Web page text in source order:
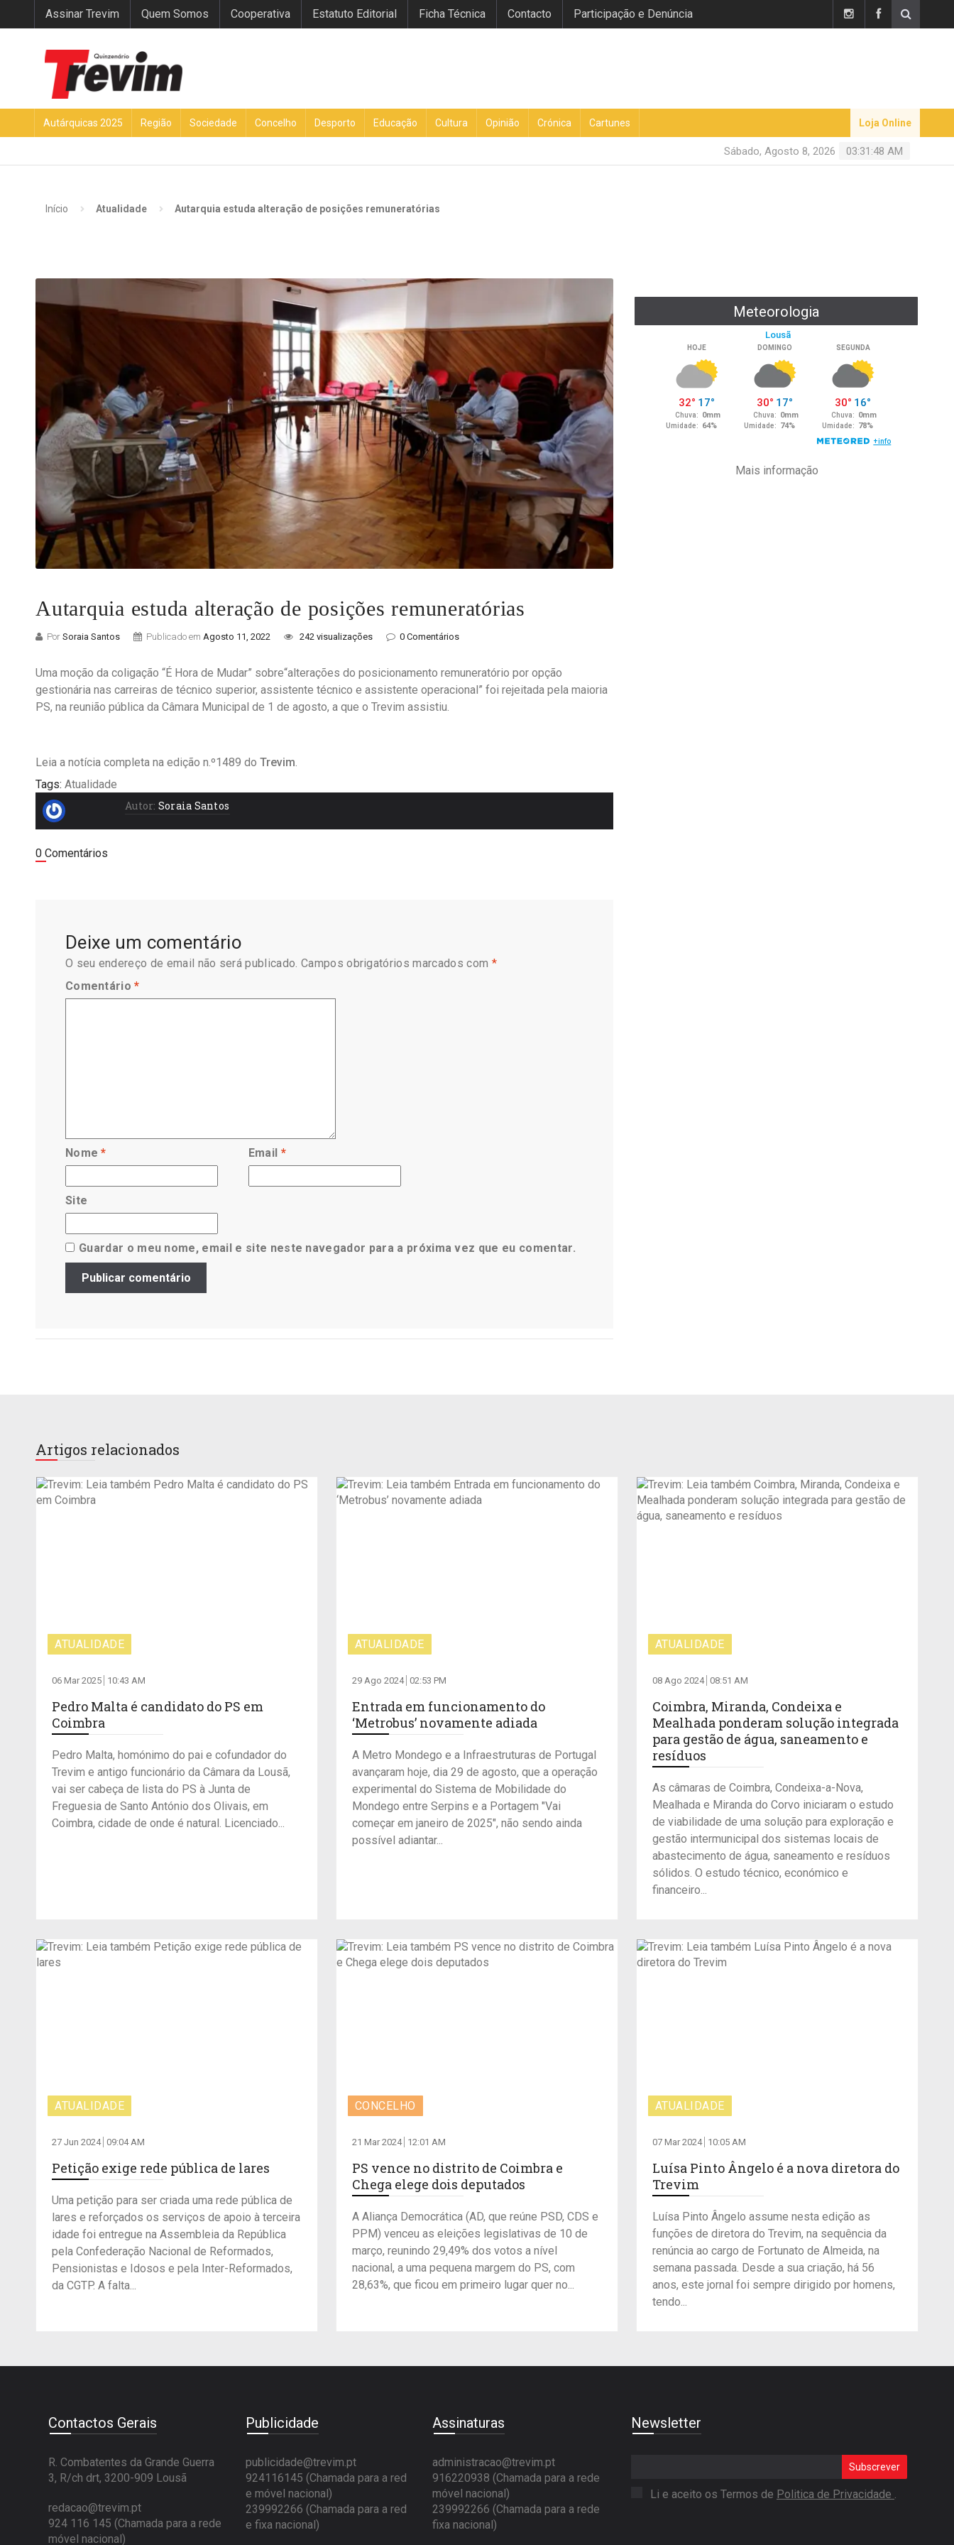
Assinar Trevim Quem Somos Cooperativa Estatuto Editorial Ficha Técnica Contacto Participação e Denúncia
Autárquicas 2025 Região Sociedade Concelho Desporto Educação Cultura Opinião Crónica Cartunes Loja Online
03:31:49 AM
Sábado, Agosto 8, 2026
Início Atualidade Autarquia estuda alteração de posições remuneratórias
Autarquia estuda alteração de posições remuneratórias
Por Soraia Santos Publicado em Agosto 11, 2022 242 visualizações 0 Comentários
Uma moção da coligação “É Hora de Mudar” sobre“alterações do posicionamento remuneratório por opção
gestionária nas carreiras de técnico superior, assistente técnico e assistente operacional” foi rejeitada pela maioria
PS, na reunião pública da Câmara Municipal de 1 de agosto, a que o Trevim assistiu.
Leia a notícia completa na edição n.º1489 do Trevim.
Tags: Atualidade
Autor: Soraia Santos
0 Comentários
Deixe um comentário
O seu endereço de email não será publicado. Campos obrigatórios marcados com *
Comentário*
Nome* Email *
Site
Guardar o meu nome, email e site neste navegador para a próxima vez que eu comentar.
Meteorologia
Mais informação
Artigos relacionados
ATUALIDADE
06 Mar 2025 10:43 AM
Pedro Malta é candidato do PS em
Coimbra
Pedro Malta, homónimo do pai e cofundador do
Trevim e antigo funcionário da Câmara da Lousã,
vai ser cabeça de lista do PS à Junta de
Freguesia de Santo António dos Olivais, em
Coimbra, cidade de onde é natural. Licenciado...
ATUALIDADE
29 Ago 2024 02:53 PM
Entrada em funcionamento do
‘Metrobus’ novamente adiada
A Metro Mondego e a Infraestruturas de Portugal
avançaram hoje, dia 29 de agosto, que a operação
experimental do Sistema de Mobilidade do
Mondego entre Serpins e a Portagem "Vai
começar em janeiro de 2025", não sendo ainda
possível adiantar...
ATUALIDADE
08 Ago 2024 08:51 AM
Coimbra, Miranda, Condeixa e
Mealhada ponderam solução integrada
para gestão de água, saneamento e
resíduos
As câmaras de Coimbra, Condeixa-a-Nova,
Mealhada e Miranda do Corvo iniciaram o estudo
de viabilidade de uma solução para exploração e
gestão intermunicipal dos sistemas locais de
abastecimento de água, saneamento e resíduos
sólidos. O estudo técnico, económico e
financeiro...
ATUALIDADE
27 Jun 2024 09:04 AM
Petição exige rede pública de lares
Uma petição para ser criada uma rede pública de
lares e reforçados os serviços de apoio à terceira
idade foi entregue na Assembleia da República
pela Confederação Nacional de Reformados,
Pensionistas e Idosos e pela Inter-Reformados,
da CGTP. A falta...
CONCELHO
21 Mar 2024 12:01 AM
PS vence no distrito de Coimbra e
Chega elege dois deputados
A Aliança Democrática (AD, que reúne PSD, CDS e
PPM) venceu as eleições legislativas de 10 de
março, reunindo 29,49% dos votos a nível
nacional, a uma pequena margem do PS, com
28,63%, que ficou em primeiro lugar quer no...
ATUALIDADE
07 Mar 2024 10:05 AM
Luísa Pinto Ângelo é a nova diretora do
Trevim
Luísa Pinto Ângelo assume nesta edição as
funções de diretora do Trevim, na sequência da
renúncia ao cargo de Fortunato de Almeida, na
semana passada. Desde a sua criação, há 56
anos, este jornal foi sempre dirigido por homens,
tendo...
Contactos Gerais
R. Combatentes da Grande Guerra
3, R/ch drt, 3200-909 Lousã
redacao@trevim.pt
924 116 145 (Chamada para a rede
móvel nacional)
Publicidade
publicidade@trevim.pt
924116145 (Chamada para a red
e móvel nacional)
239992266 (Chamada para a red
e fixa nacional)
Assinaturas
administracao@trevim.pt
916220938 (Chamada para a rede
móvel nacional)
239992266 (Chamada para a rede
fixa nacional)
Newsletter
Subscrever
Li e aceito os Termos de Politica de Privacidade .